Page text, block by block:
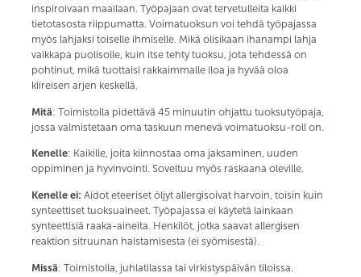
inspiroivaan maailaan. Työpajaan ovat tervetulleita kaikki
tietotasosta riippumatta. Voimatuoksun voi tehdä työpajassa
myös lahjaksi toiselle ihmiselle. Mikä olisikaan ihanampi lahja
vaikkapa puolisolle, kuin itse tehty tuoksu, jota tehdessä on
pohtinut, mikä tuottaisi rakkaimmalle iloa ja hyvää oloa
kiireisen arjen keskellä.
Mitä: Toimistolla pidettävä 45 minuutin ohjattu tuoksutyöpaja,
jossa valmistetaan oma taskuun menevä voimatuoksu-roll on.
Kenelle: Kaikille, joita kiinnostaa oma jaksaminen, uuden
oppiminen ja hyvinvointi. Soveltuu myös raskaana oleville.
Kenelle ei: Aidot eteeriset öljyt allergisoivat harvoin, toisin kuin
synteettiset tuoksuaineet. Työpajassa ei käytetä lainkaan
synteettisiä raaka-aineita. Henkilöt, jotka saavat allergisen
reaktion sitruunan haistamisesta (ei syömisestä).
Missä: Toimistolla, juhlatilassa tai virkistyspäivän tiloissa.